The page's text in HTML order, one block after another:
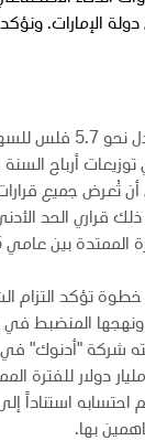
ونؤكد
أوصى مجلس الإدارة بتوزيعات أرباح عن
تُعرض جميع قرارات
قراري الحد
الأرباح السنوية لعام 2026 بقيمة 1.05 مليار
المنضبط في
اعتمادها لإطارٍ متعدد السنوات لتوزيعات الأرباح، يستهدف توزيعات أرباح لا
يعادل حوالي 1.56 درهم للسهم الواحد، وبعائد تراكمي ضمني